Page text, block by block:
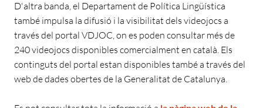
D'altra banda, el Departament de Política Lingüística
també impulsa la difusió i la visibilitat dels videojocs a
través del portal VDJOC, on es poden consultar més de
240 videojocs disponibles comercialment en català. Els
continguts del portal estan disponibles també a través del
web de dades obertes de la Generalitat de Catalunya.